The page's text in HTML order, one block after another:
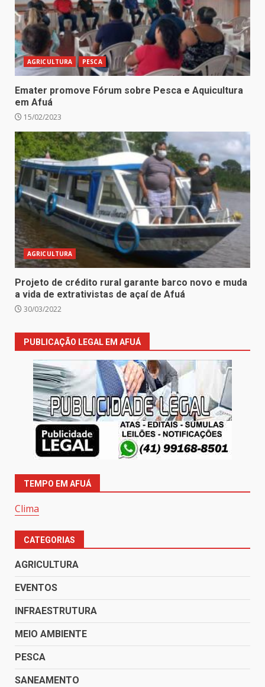
AGRICULTURA PESCA
Emater promove Fórum sobre Pesca e Aquicultura
em Afuá
15/02/2023
AGRICULTURA
Projeto de crédito rural garante barco novo e muda
a vida de extrativistas de açaí de Afuá
30/03/2022
PUBLICAÇÃO LEGAL EM AFUÁ
TEMPO EM AFUÁ
Clima
CATEGORIAS
AGRICULTURA
EVENTOS
INFRAESTRUTURA
MEIO AMBIENTE
PESCA
SANEAMENTO